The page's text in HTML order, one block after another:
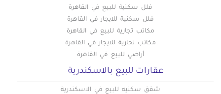
فلل سكنية للبيع في القاهرة
فلل سكنية للايجار في القاهرة
مكاتب تجارية للبيع في القاهرة
مكاتب تجارية للايجار في القاهرة
أراضي للبيع في القاهرة
عقارات للبيع بالاسكندرية
شقق سكنيه للبيع في الاسكندرية